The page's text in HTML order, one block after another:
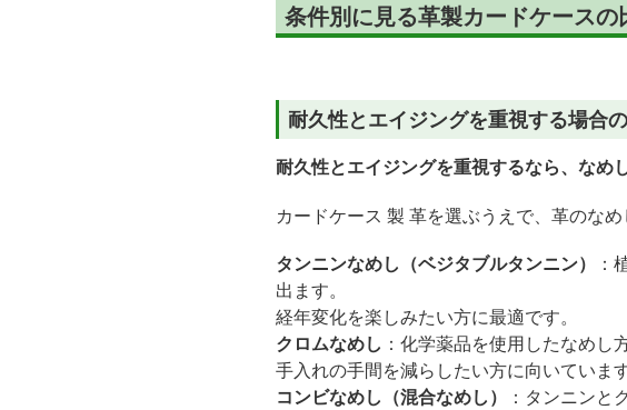
条件別に見る革製カードケースの
耐久性とエイジングを重視する場合
耐久性とエイジングを重視するなら、なめ
カードケース 製 革を選ぶうえで、革のな
タンニンなめし（ベジタブルタンニン）
：
出ます。
経年変化を楽しみたい方に最適です。
クロムなめし ：化学薬品を使用したなめし
手入れの手間を減らしたい方に向いています
コンビなめし（混合なめし）
：タンニンと